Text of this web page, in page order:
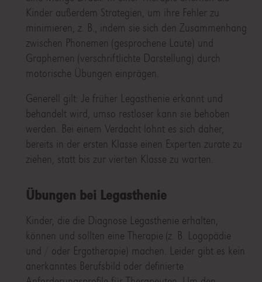
Kinder außerdem Strategien, um ihre Fehler zu
minimieren, z. B., indem sie sich den Zusammenhang
zwischen Phonemen (gesprochene Laute) und
Graphemen (verschriftlichte Darstellung) durch
motorische Übungen einprägen.
Generell gilt: Je früher Legasthenie erkannt und
behandelt wird, umso restloser kann sie behoben
werden. Bei einem Verdacht lohnt es sich daher,
bereits in der ersten Klasse einen Experten zurate zu
ziehen, statt bis zur vierten Klasse zu warten.
Übungen bei Legasthenie
Kinder, die die Diagnose Legasthenie erhalten,
können und sollten eine Therapie (z. B. Logopädie
und / oder Ergotherapie) machen. Leider gibt es kein
anerkanntes Berufsbild oder definierte